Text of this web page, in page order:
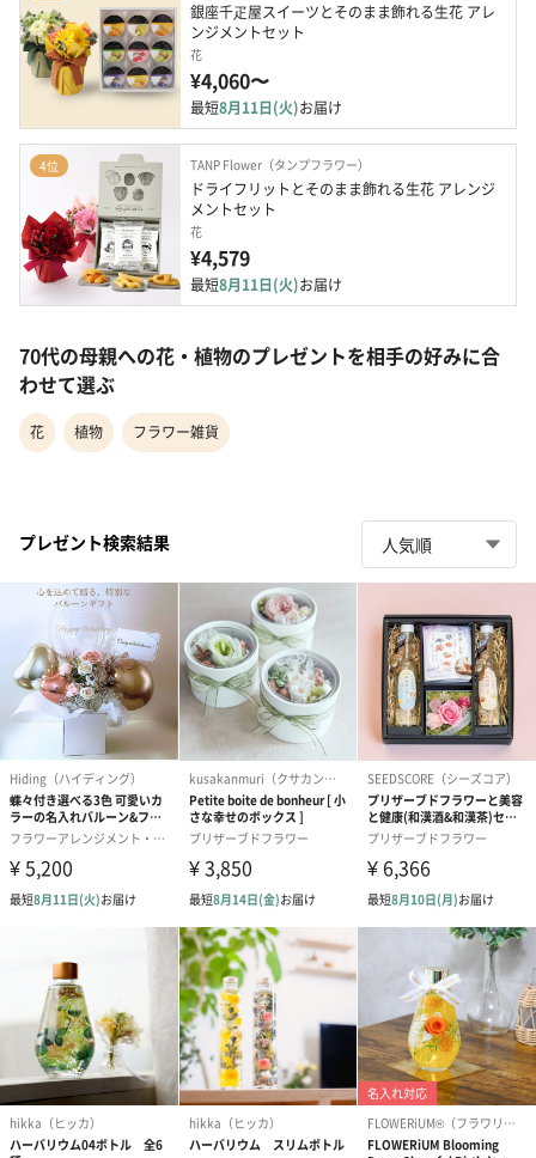
銀座千疋屋スイーツとそのまま飾れる生花 アレ
ンジメントセット
花
¥4,060〜
最短8月11日(火)お届け
4位 TANP Flower（タンプフラワー）
ドライフリットとそのまま飾れる生花 アレンジ
メントセット
花
¥4,579
最短8月11日(火)お届け
70代の母親への花・植物のプレゼントを相手の好みに合
わせて選ぶ
花 植物 フラワー雑貨
プレゼント検索結果